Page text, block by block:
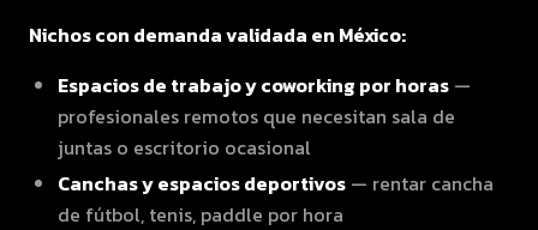
Nichos con demanda validada en México:
Espacios de trabajo y coworking por horas —
profesionales remotos que necesitan sala de
juntas o escritorio ocasional
Canchas y espacios deportivos — rentar cancha
de fútbol, tenis, paddle por hora